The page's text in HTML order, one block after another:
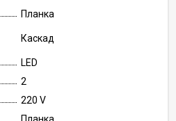
Планка
Каскад
LED
2
220 V